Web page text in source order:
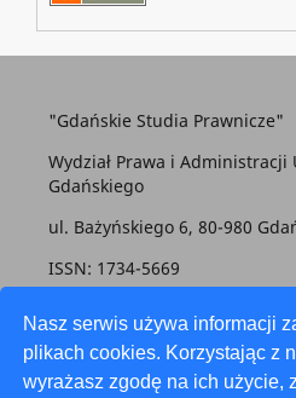
Nasz serwis używa informacji
plikach cookies. Korzystając z
wyrażasz zgodę na ich użycie,
"Gdańskie Studia Prawnicze"
Wydział Prawa i Administracji
Gdańskiego
ul. Bażyńskiego 6, 80-980
ISSN: 1734-5669